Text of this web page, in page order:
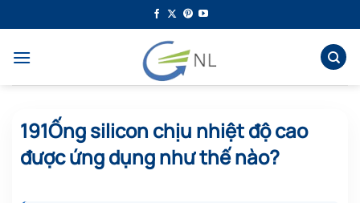
qua
dung
191Ống silicon chịu nhiệt độ cao
được ứng dụng như thế nào?